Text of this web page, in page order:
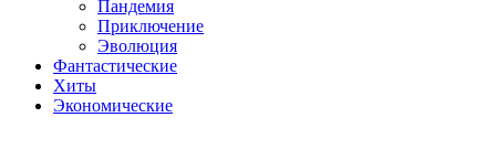
Пандемия
Приключение
Эволюция
Фантастические
Хиты
Экономические